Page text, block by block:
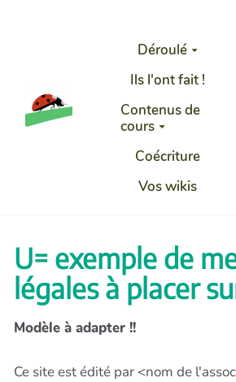
Déroulé
Ils l'ont fait !
Contenus de
cours
Coécriture
Vos wikis
U= exemple de
légales à placer
Modèle à adapter !!
Ce site est édité par <nom de